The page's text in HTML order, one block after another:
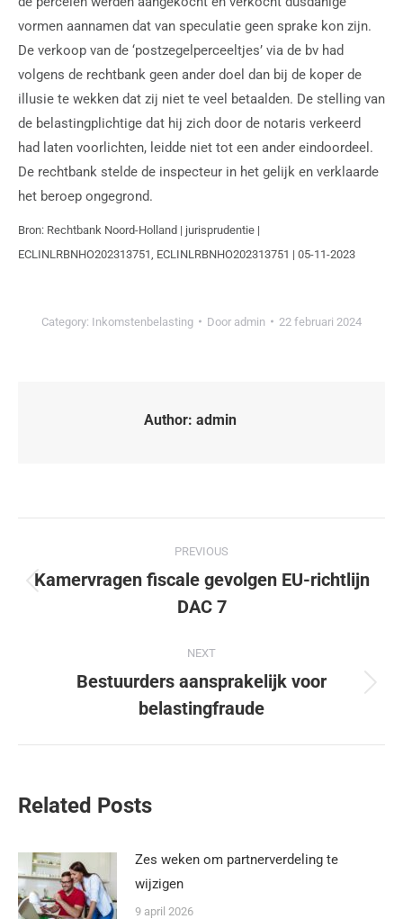
vormen aannamen dat van speculatie geen sprake kon zijn.
De verkoop van de ‘postzegelperceeltjes’ via de bv had
volgens de rechtbank geen ander doel dan bij de koper de
illusie te wekken dat zij niet te veel betaalden. De stelling van
de belastingplichtige dat hij zich door de notaris verkeerd
had laten voorlichten, leidde niet tot een ander eindoordeel.
De rechtbank stelde de inspecteur in het gelijk en verklaarde
het beroep ongegrond.
Bron: Rechtbank Noord-Holland | jurisprudentie |
ECLINLRBNHO202313751, ECLINLRBNHO202313751 | 05-11-2023
Category: Inkomstenbelasting Door admin 22 februari 2024
Author: admin
PREVIOUS
Kamervragen fiscale gevolgen EU-richtlijn
DAC 7
NEXT
Bestuurders aansprakelijk voor
belastingfraude
Related Posts
Zes weken om partnerverdeling te
wijzigen
9 april 2026